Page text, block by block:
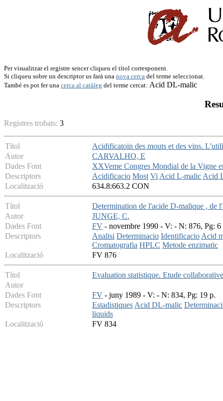
Per visualitzar el registre sencer cliqueu el títol corresponent.
Si cliqueu sobre un descriptor us farà una nova cerca del terme seleccionat.
També es pot fer una cerca al catàleg del terme cercat: Acid DL-malic
Registres trobats: 3
Títol
Acidificatoin des mouts et des vins.
Autor
CARVALHO, E
Dades Font
XXVeme Congres Mondial de la Vigne
Descriptors
Acidificacio Most ViAcid L-malicAcid
Localització
634.8:663.2 CON
Títol
Determination de l'acide D-malique , de
Autor
JUNGE, C.
Dades Font
FV - novembre 1990 - V: - N: 876, Pg: 6
Descriptors
Analisi Determinacio IdentificacioAcid
Cromatografia HPLC Metode enzimatic
Localització
FV 876
Títol
Evaluation statistique. Etude
Autor
Dades Font
FV - juny 1989 - V: - N: 834, Pg: 19 p.
Descriptors
EstadistiquesAcid DL-malic
liquids
Localització
FV 834